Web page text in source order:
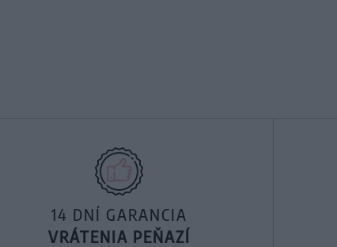
14 DNÍ GARANCIA
VRÁTENIA PEŇAZÍ